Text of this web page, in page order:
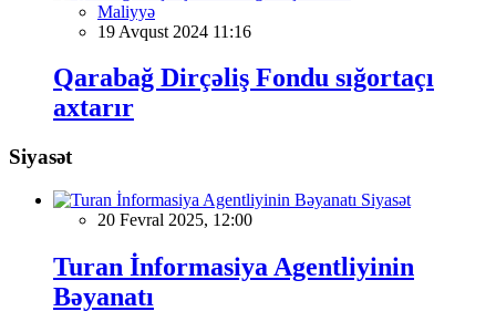
Maliyyə
19 Avqust 2024 11:16
Qarabağ Dirçəliş Fondu sığortaçı
axtarır
Siyasət
Siyasət
20 Fevral 2025, 12:00
Turan İnformasiya Agentliyinin
Bəyanatı